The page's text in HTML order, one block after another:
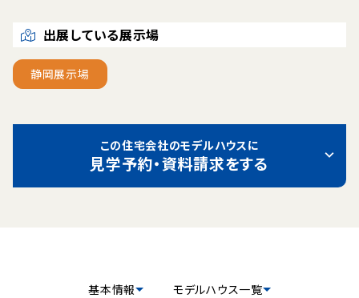
出展している展示場
静岡展示場
この住宅会社のモデルハウスに
見学予約・資料請求をする
基本情報 モデルハウス一覧